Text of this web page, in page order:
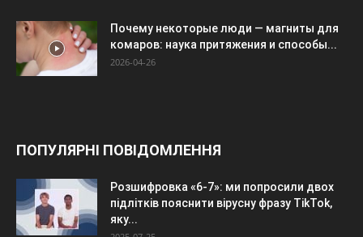
Почему некоторые люди — магниты для
комаров: наука притяжения и способы...
2026-04-26
ПОПУЛЯРНІ ПОВІДОМЛЕННЯ
Розшифровка «6-7»: ми попросили двох
підлітків пояснити вірусну фразу TikTok,
яку...